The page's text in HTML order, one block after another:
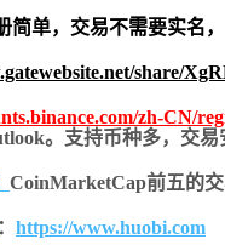
简单，交易不需要实名
share/
zh-CN/
。支持币种多，交易
CoinMarketCap前五的
： https://www.huobi.com